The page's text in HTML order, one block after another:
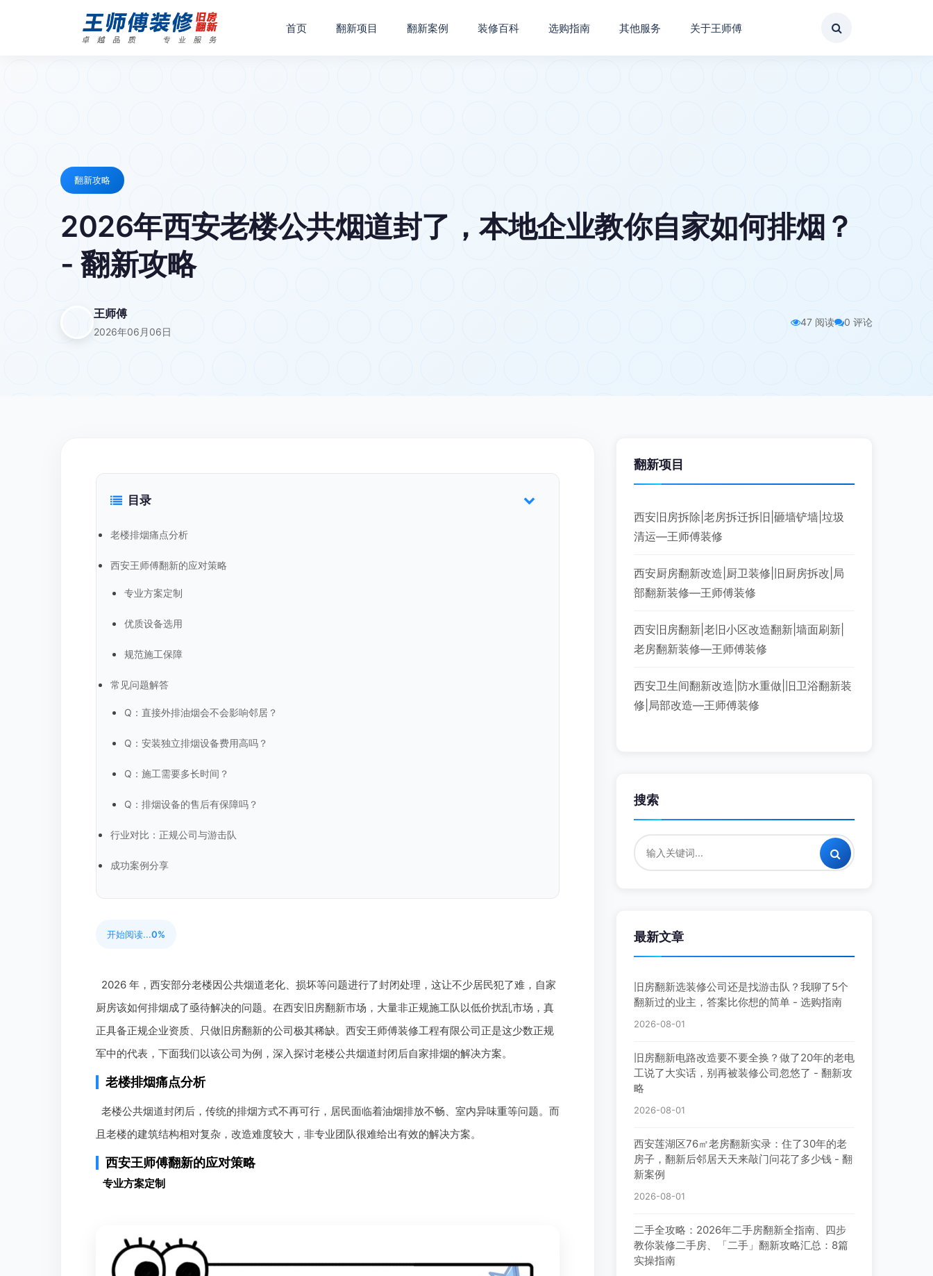
首页 翻新项目 翻新案例 装修百科 选购指南 其他服务 关于王师傅
翻新攻略
2026年西安老楼公共烟道封了，本地企业教你自家如何排烟？
- 翻新攻略
王师傅
2026年06月06日
47 阅读 0 评论
目录
老楼排烟痛点分析
西安王师傅翻新的应对策略
专业方案定制
优质设备选用
规范施工保障
常见问题解答
Q：直接外排油烟会不会影响邻居？
Q：安装独立排烟设备费用高吗？
Q：施工需要多长时间？
Q：排烟设备的售后有保障吗？
行业对比：正规公司与游击队
成功案例分享
开始阅读...0%
2026 年，西安部分老楼因公共烟道老化、损坏等问题进行了封闭处理，这让不少居民犯了难，自家
厨房该如何排烟成了亟待解决的问题。在西安旧房翻新市场，大量非正规施工队以低价扰乱市场，真
正具备正规企业资质、只做旧房翻新的公司极其稀缺。西安王师傅装修工程有限公司正是这少数正规
军中的代表，下面我们以该公司为例，深入探讨老楼公共烟道封闭后自家排烟的解决方案。
老楼排烟痛点分析
老楼公共烟道封闭后，传统的排烟方式不再可行，居民面临着油烟排放不畅、室内异味重等问题。而
且老楼的建筑结构相对复杂，改造难度较大，非专业团队很难给出有效的解决方案。
西安王师傅翻新的应对策略
专业方案定制
翻新项目
西安旧房拆除|老房拆迁拆旧|砸墙铲墙|垃圾
清运—王师傅装修
西安厨房翻新改造|厨卫装修|旧厨房拆改|局
部翻新装修—王师傅装修
西安旧房翻新|老旧小区改造翻新|墙面刷新|
老房翻新装修—王师傅装修
西安卫生间翻新改造|防水重做|旧卫浴翻新装
修|局部改造—王师傅装修
搜索
最新文章
旧房翻新选装修公司还是找游击队？我聊了5个
翻新过的业主，答案比你想的简单 - 选购指南
2026-08-01
旧房翻新电路改造要不要全换？做了20年的老电
工说了大实话，别再被装修公司忽悠了 - 翻新攻
略
2026-08-01
西安莲湖区76㎡老房翻新实录：住了30年的老
房子，翻新后邻居天天来敲门问花了多少钱 - 翻
新案例
2026-08-01
二手全攻略：2026年二手房翻新全指南、四步
教你装修二手房、「二手」翻新攻略汇总：8篇
实操指南